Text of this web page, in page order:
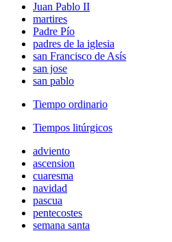
Juan Pablo II
martires
Padre Pío
padres de la iglesia
san Francisco de Asís
san jose
san pablo
Tiempo ordinario
Tiempos litúrgicos
adviento
ascension
cuaresma
navidad
pascua
pentecostes
semana santa